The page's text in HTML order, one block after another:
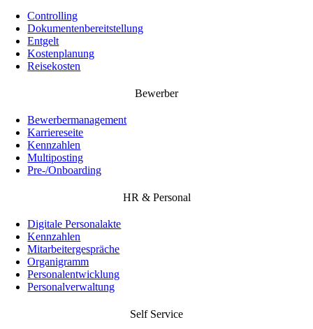
Controlling
Dokumentenbereitstellung
Entgelt
Kostenplanung
Reisekosten
Bewerber
Bewerbermanagement
Karriereseite
Kennzahlen
Multiposting
Pre-/Onboarding
HR & Personal
Digitale Personalakte
Kennzahlen
Mitarbeitergespräche
Organigramm
Personalentwicklung
Personalverwaltung
Self Service